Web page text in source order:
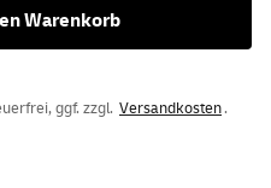
Warenkorb
ggf. zzgl. Versandkosten.